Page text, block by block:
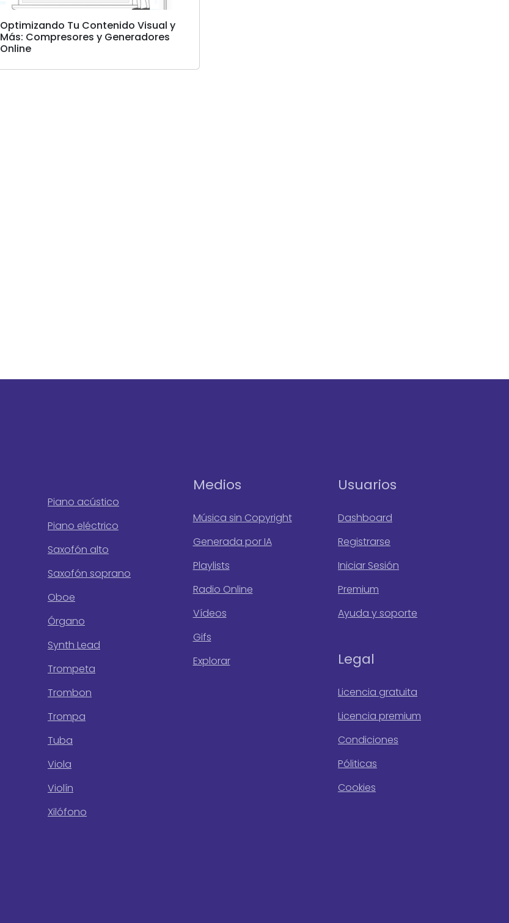
Optimizando Tu Contenido Visual y
Más: Compresores y Generadores
Online
Piano acústico
Piano eléctrico
Saxofón alto
Saxofón soprano
Oboe
Órgano
Synth Lead
Trompeta
Trombon
Trompa
Tuba
Viola
Violín
Xilófono
Medios
Música sin Copyright
Generada por IA
Playlists
Radio Online
Vídeos
Gifs
Explorar
Usuarios
Dashboard
Registrarse
Iniciar Sesión
Premium
Ayuda y soporte
Legal
Licencia gratuita
Licencia premium
Condiciones
Póliticas
Cookies